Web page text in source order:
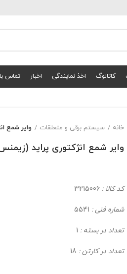
کاتالوگ اخذ نمایندگی اخبار تماس
خانه سیستم برقی و متعلقات واير شمع
واير شمع انژكتوری پرايد
کد کالا : 3215006
شماره فنی :
تعداد در بسته :
تعداد در کارتن :